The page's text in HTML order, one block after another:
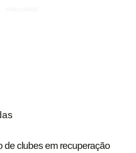
de clubes em recuperação